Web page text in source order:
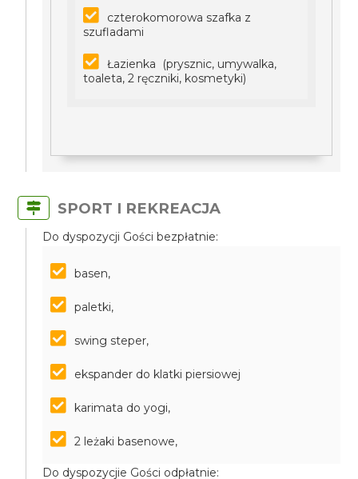
czterokomorowa szafka z
szufladami
Łazienka (prysznic, umywalka,
toaleta, 2 ręczniki, kosmetyki)
SPORT I REKREACJA
Do dyspozycji Gości bezpłatnie:
basen,
paletki,
swing steper,
ekspander do klatki piersiowej
karimata do yogi,
2 leżaki basenowe,
Do dyspozycjie Gości odpłatnie: